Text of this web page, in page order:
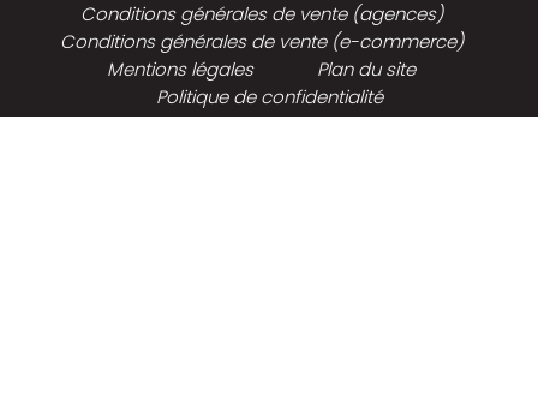
Conditions générales de vente (agences)
Conditions générales de vente (e-commerce)
Mentions légales
Plan du site
Politique de confidentialité